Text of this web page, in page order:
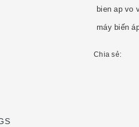
bien ap vo
máy biến
Chia sẻ: